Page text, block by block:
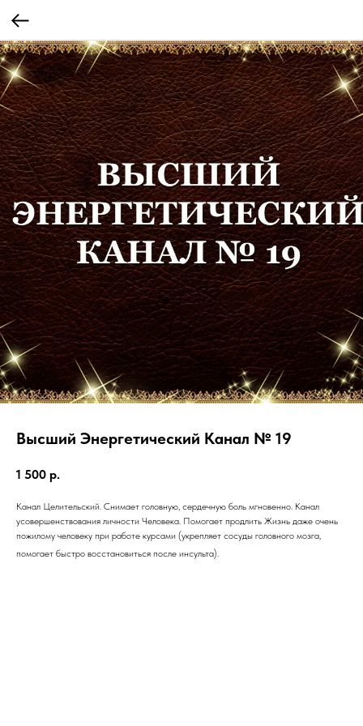
Высший Энергетический Канал № 19
1 500 р.
Канал Целительский. Снимает головную, сердечную боль мгновенно. Канал
усовершенствования личности Человека. Помогает продлить Жизнь даже очень
пожилому человеку при работе курсами (укрепляет сосуды головного мозга,
помогает быстро восстановиться после инсульта).